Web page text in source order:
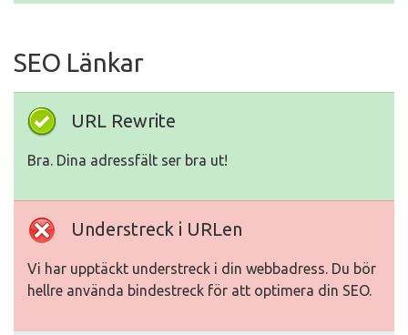
SEO Länkar
URL Rewrite
Bra. Dina adressfält ser bra ut!
Understreck i URLen
Vi har upptäckt understreck i din webbadress. Du bör
hellre använda bindestreck för att optimera din SEO.